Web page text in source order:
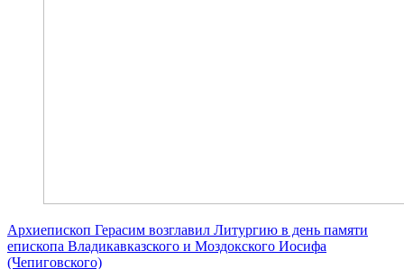
Архиепископ Герасим возглавил Литургию в день памяти
епископа Владикавказского и Моздокского Иосифа
(Чепиговского)